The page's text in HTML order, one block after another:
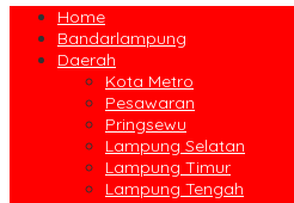
Home
Bandarlampung
Daerah
Kota Metro
Pesawaran
Pringsewu
Lampung Selatan
Lampung Timur
Lampung Tengah